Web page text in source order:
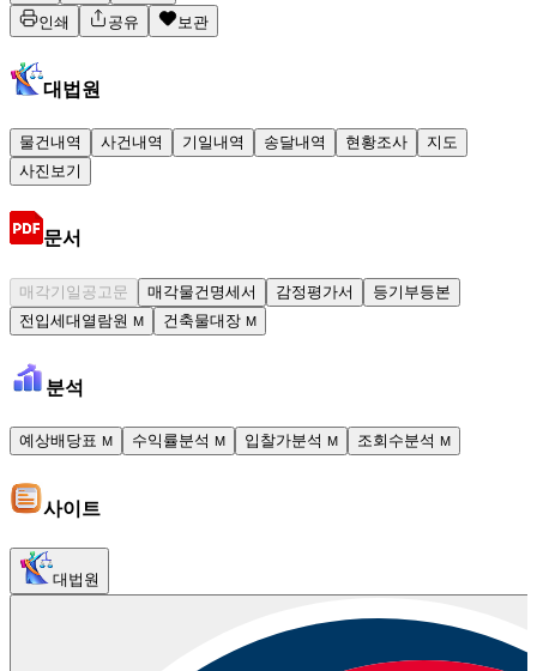
인쇄
공유 보관
대법원
물건내역 사건내역 기일내역 송달내역 현황조사
지도
사진보기
문서
매각기일공고문 매각물건명세서 감정평가서
등기부등본
전입세대열람원 M 건축물대장 M
분석
예상배당표 M 수익률분석 M 입찰가분석 M 조회수분석 M
사이트
대법원